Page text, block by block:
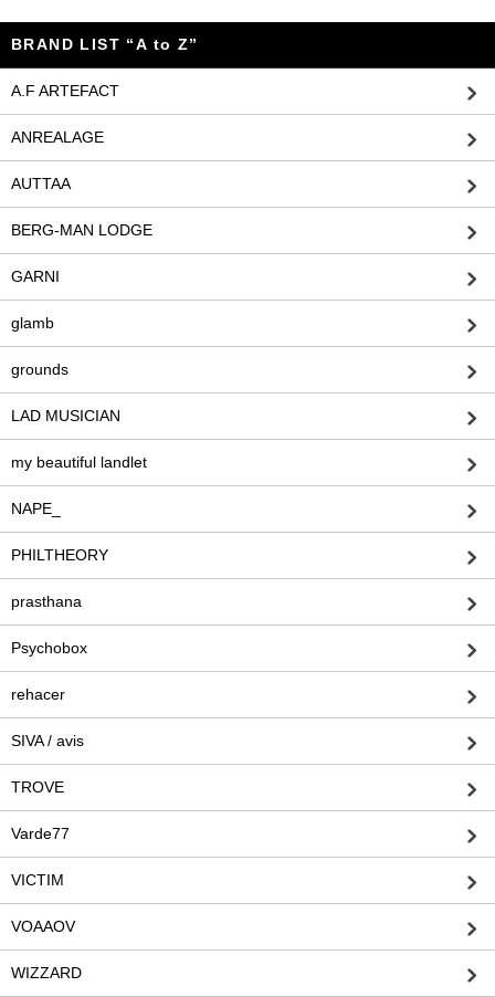
BRAND LIST “A to Z”
A.F ARTEFACT
ANREALAGE
AUTTAA
BERG-MAN LODGE
GARNI
glamb
grounds
LAD MUSICIAN
my beautiful landlet
NAPE_
PHILTHEORY
prasthana
Psychobox
rehacer
SIVA / avis
TROVE
Varde77
VICTIM
VOAAOV
WIZZARD